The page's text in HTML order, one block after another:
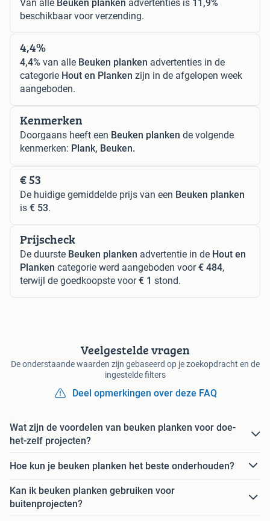
Van alle Beuken planken advertenties is 11,9%
beschikbaar voor verzending.
4,4%
4,4% van alle Beuken planken advertenties in de
categorie Hout en Planken zijn in de afgelopen week
aangeboden.
Kenmerken
Doorgaans heeft een Beuken planken de volgende
kenmerken: Plank, Beuken.
€ 53
De huidige gemiddelde prijs van een Beuken planken
is € 53.
Prijscheck
De duurste Beuken planken advertentie in de Hout en
Planken categorie werd aangeboden voor€ 484,
terwijl de goedkoopste voor€ 1 stond.
Veelgestelde vragen
De onderstaande waarden zijn gebaseerd op je zoekopdracht en de
ingestelde filters
Deel opmerkingen over deze FAQ
Wat zijn de voordelen van beuken planken voor doe-
het-zelf projecten?
Hoe kun je beuken planken het beste onderhouden?
Kan ik beuken planken gebruiken voor
buitenprojecten?